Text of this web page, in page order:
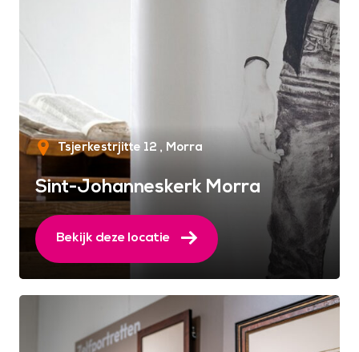
Tsjerkestrjitte 12 Morra
Sint-Johanneskerk Morra
Bekijk deze locatie